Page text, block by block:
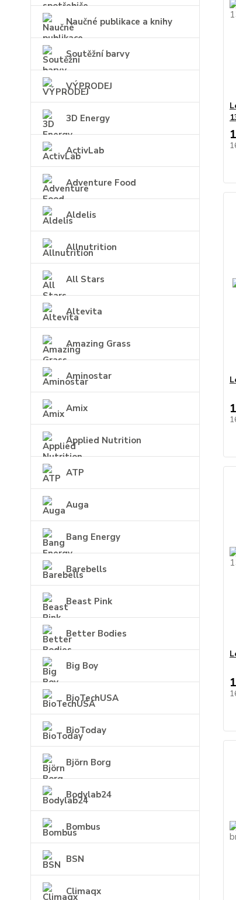
Naučné publikace a knihy
Soutěžní barvy
VÝPRODEJ
3D Energy
ActivLab
Adventure Food
Aldelis
Allnutrition
All Stars
Altevita
Amazing Grass
Aminostar
Amix
Applied Nutrition
ATP
Auga
Bang Energy
Barebells
Beast Pink
Better Bodies
Big Boy
BioTechUSA
BioToday
Björn Borg
Bodylab24
Bombus
BSN
Climaqx